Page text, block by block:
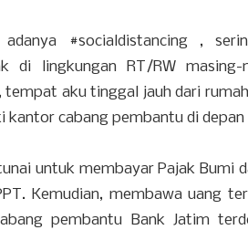
#socialdistancing ,
di lingkungan RT/RW masing-
tempat aku tinggal jauh dari
kantor cabang pembantu di depan
untuk membayar Pajak Bumi
Kemudian, membawa uang
pembantu Bank Jatim